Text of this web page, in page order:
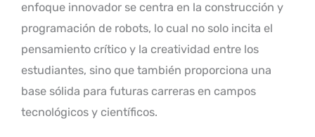
enfoque innovador se centra en la construcción y
programación de robots, lo cual no solo incita el
pensamiento crítico y la creatividad entre los
estudiantes, sino que también proporciona una
base sólida para futuras carreras en campos
tecnológicos y científicos.